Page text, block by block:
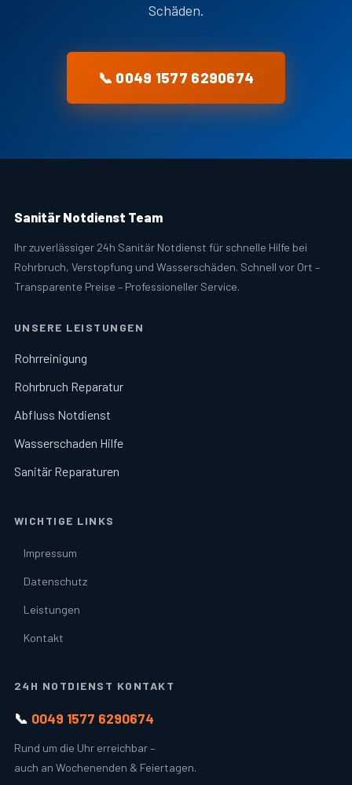
Schäden.
📞 0049 1577 6290674
Sanitär Notdienst Team
Ihr zuverlässiger 24h Sanitär Notdienst für schnelle Hilfe bei
Rohrbruch, Verstopfung und Wasserschäden. Schnell vor Ort –
Transparente Preise – Professioneller Service.
UNSERE LEISTUNGEN
Rohrreinigung
Rohrbruch Reparatur
Abfluss Notdienst
Wasserschaden Hilfe
Sanitär Reparaturen
WICHTIGE LINKS
Impressum
Datenschutz
Leistungen
Kontakt
24H NOTDIENST KONTAKT
📞 0049 1577 6290674
Rund um die Uhr erreichbar –
auch an Wochenenden & Feiertagen.